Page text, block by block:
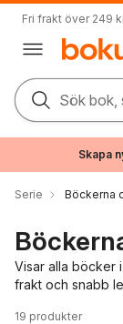
Fri frakt över 249
Sök bok,
Skapa
Serie Böckerna
Visar alla böcker
frakt och snabb
19 produkter